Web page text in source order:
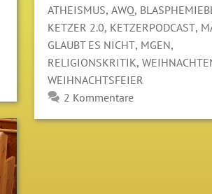
ATHEISMUS, AWQ,
KETZER 2.0, KETZERPODCAST,
GLAUBT ES NICHT, MGEN,
RELIGIONSKRITIK,
WEIHNACHTSFEIER
2 Kommentare